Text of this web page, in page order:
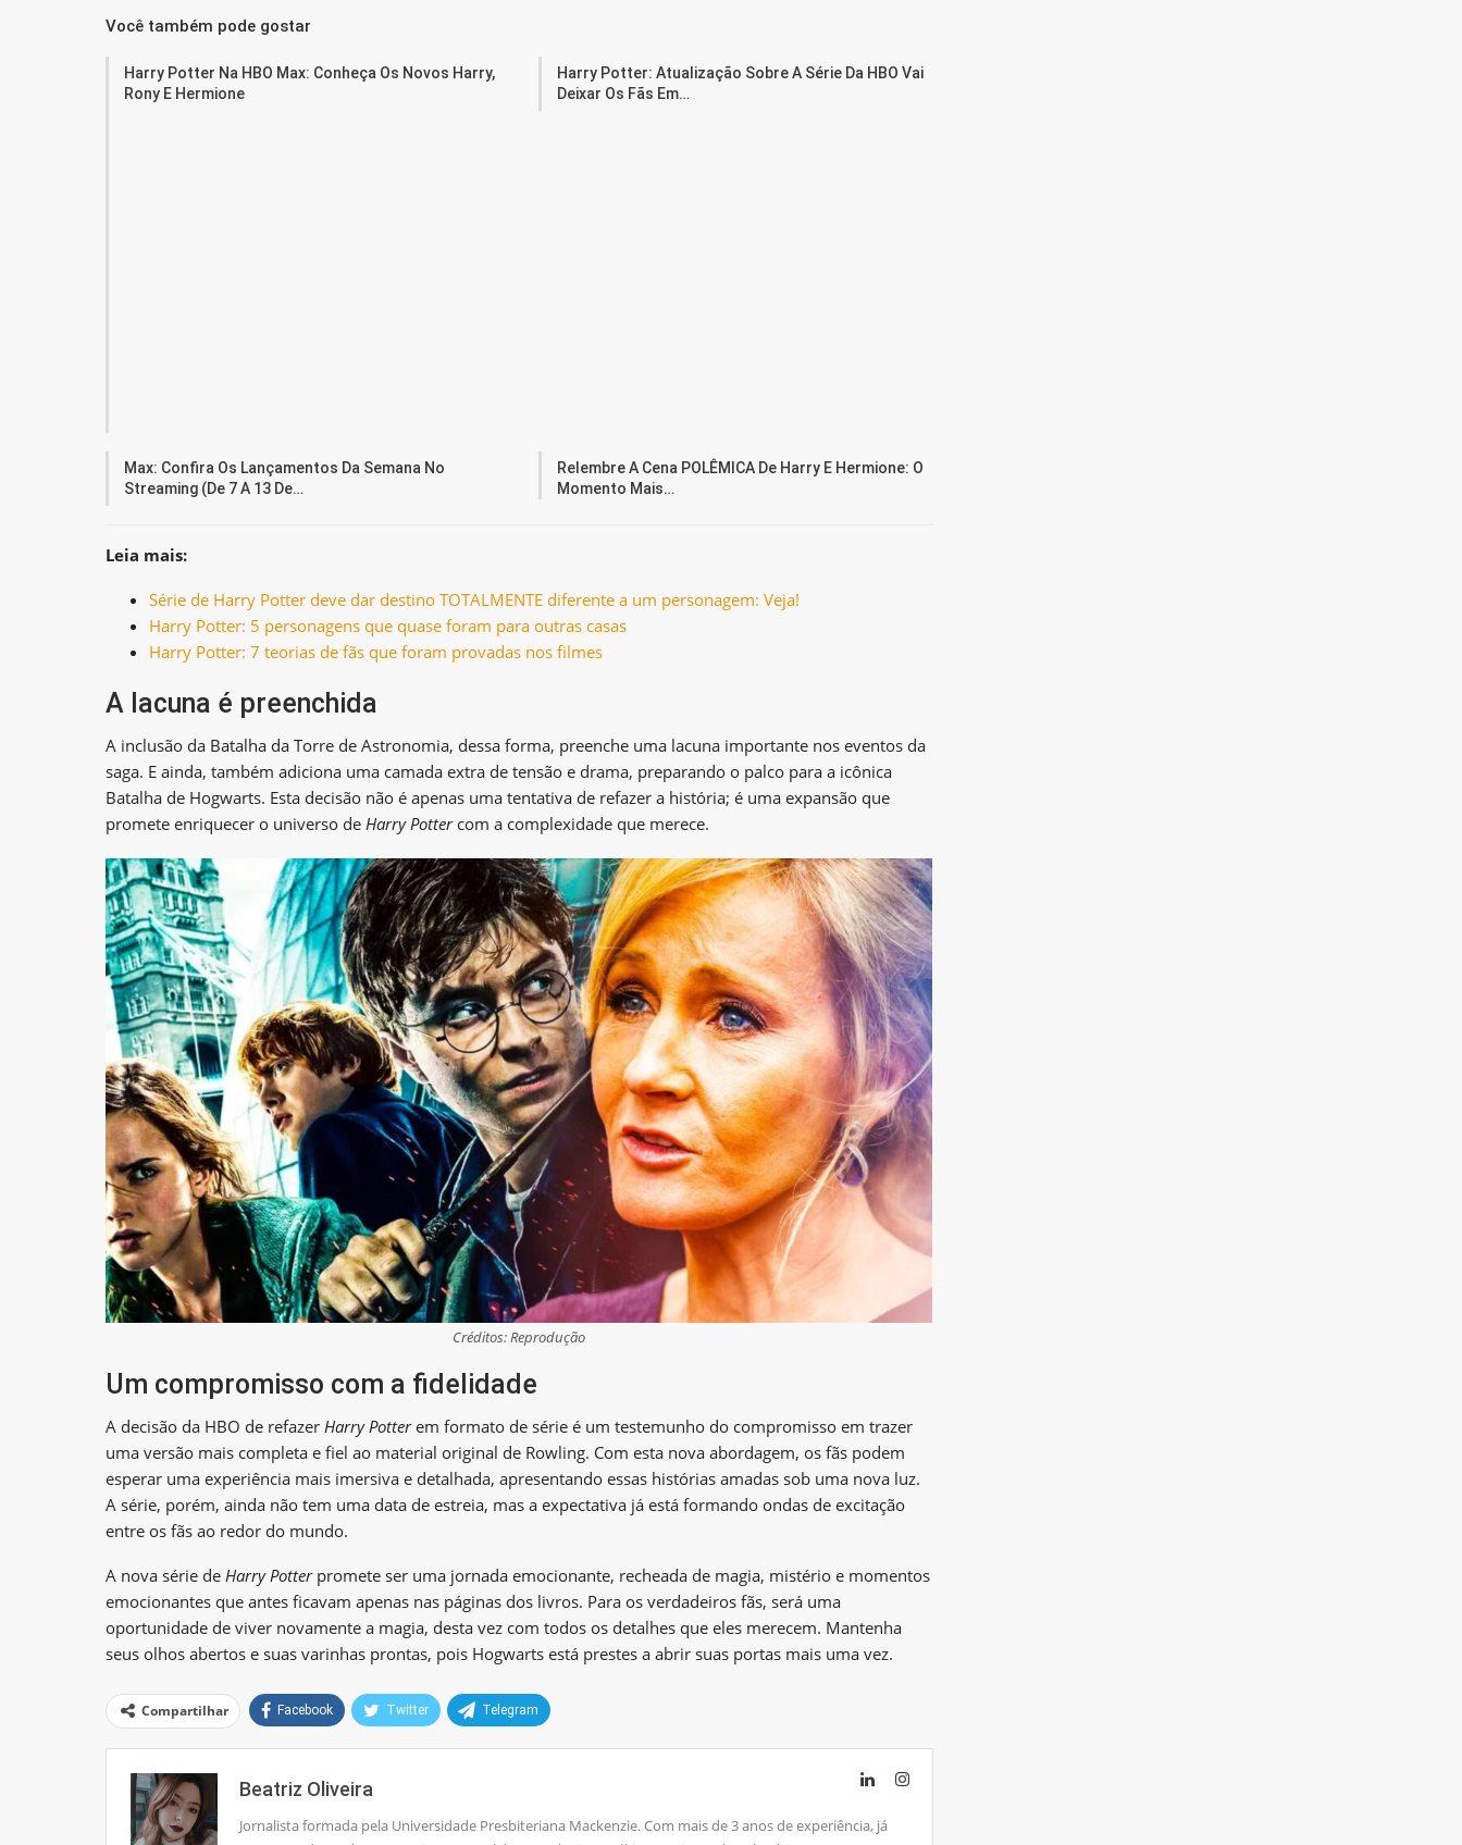
Você também pode gostar
Harry Potter Na HBO Max: Conheça Os Novos Harry,
Rony E Hermione
Harry Potter: Atualização Sobre A Série Da HBO Vai
Deixar Os Fãs Em…
Max: Confira Os Lançamentos Da Semana No
Streaming (de 7 A 13 De…
Relembre A Cena POLÊMICA De Harry E Hermione: O
Momento Mais…
Leia mais:
Série de Harry Potter deve dar destino TOTALMENTE diferente a um personagem: Veja!
Harry Potter: 5 personagens que quase foram para outras casas
Harry Potter: 7 teorias de fãs que foram provadas nos filmes
A lacuna é preenchida
A inclusão da Batalha da Torre de Astronomia, dessa forma, preenche uma lacuna importante nos eventos da
saga. E ainda, também adiciona uma camada extra de tensão e drama, preparando o palco para a icônica
Batalha de Hogwarts. Esta decisão não é apenas uma tentativa de refazer a história; é uma expansão que
promete enriquecer o universo de Harry Pottercom a complexidade que merece.
Créditos: Reprodução
Um compromisso com a fidelidade
A decisão da HBO de refazer Harry Potterem formato de série é um testemunho do compromisso em trazer
uma versão mais completa e fiel ao material original de Rowling. Com esta nova abordagem, os fãs podem
esperar uma experiência mais imersiva e detalhada, apresentando essas histórias amadas sob uma nova luz.
A série, porém, ainda não tem uma data de estreia, mas a expectativa já está formando ondas de excitação
entre os fãs ao redor do mundo.
A nova série de Harry Potterpromete ser uma jornada emocionante, recheada de magia, mistério e momentos
emocionantes que antes ficavam apenas nas páginas dos livros. Para os verdadeiros fãs, será uma
oportunidade de viver novamente a magia, desta vez com todos os detalhes que eles merecem. Mantenha
seus olhos abertos e suas varinhas prontas, pois Hogwarts está prestes a abrir suas portas mais uma vez.
Compartilhar Facebook Twitter Telegram
Beatriz Oliveira
Jornalista formada pela Universidade Presbiteriana Mackenzie. Com mais de 3 anos de experiência, já